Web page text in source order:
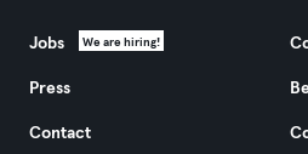
Jobs We are hiring!
Press
Contact